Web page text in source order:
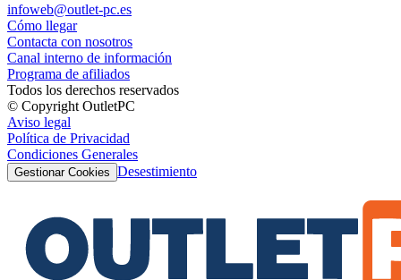
infoweb@outlet-pc.es
Cómo llegar
Contacta con nosotros
Canal interno de información
Programa de afiliados
Todos los derechos reservados
© Copyright OutletPC
Aviso legal
Política de Privacidad
Condiciones Generales
Gestionar Cookies Desestimiento